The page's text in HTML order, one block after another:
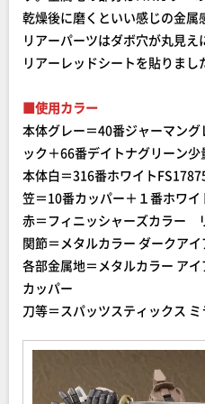
乾燥後に磨くといい感じの金
リアーパーツはダボ穴が丸見
リアーレッドシートを貼りまし
■使用カラー
本体グレー＝40番ジャーマン
ック＋66番デイトナグリーン
本体白＝316番ホワイト
笠＝10番カッパー＋１番ホワイ
赤＝フィニッシャーズカラー
関節＝メタルカラー ダークアイ
各部金属地＝メタルカラー ア
カッパー
刀等＝スパッツスティックス